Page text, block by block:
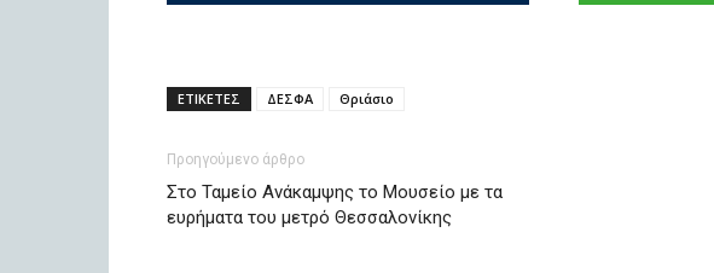
ΕΤΙΚΕΤΕΣ ΔΕΣΦΑ Θριάσιο
Προηγούμενο άρθρο
Στο Ταμείο Ανάκαμψης το Μουσείο με τα
ευρήματα του μετρό Θεσσαλονίκης